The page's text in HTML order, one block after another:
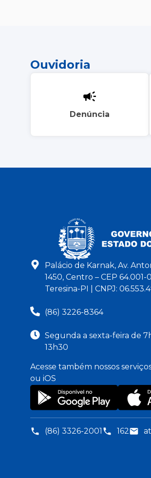
Ouvidoria
Denúncia
Palácio de Karnak, Av.
1450, Centro – CEP 64.001-
Teresina-PI | CNPJ:
(86) 3226-8364
Segunda a sexta-feira de
13h30
Acesse também nossos
ou iOS
(86) 3326-2001 162